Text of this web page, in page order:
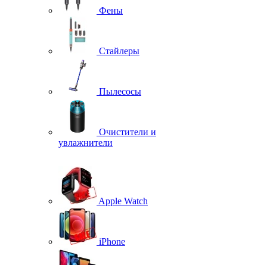
Фены
Стайлеры
Пылесосы
Очистители и
увлажнители
Apple Watch
iPhone